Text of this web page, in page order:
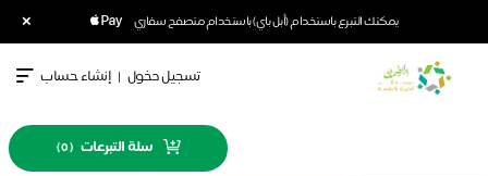
يمكنك التبرع باستخدام (أبل باي) باستخدام متصفح سفاري ×
تسجيل دخول | إنشاء حساب
سلة التبرعات (
0
)